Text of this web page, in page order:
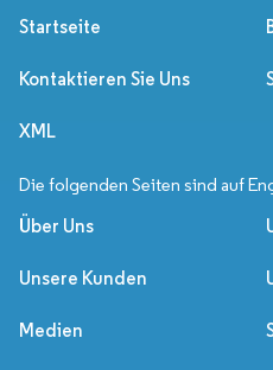
Startseite
Kontaktieren Sie Uns
XML
Die folgenden Seiten sind auf
Über Uns
Unsere Kunden
Medien